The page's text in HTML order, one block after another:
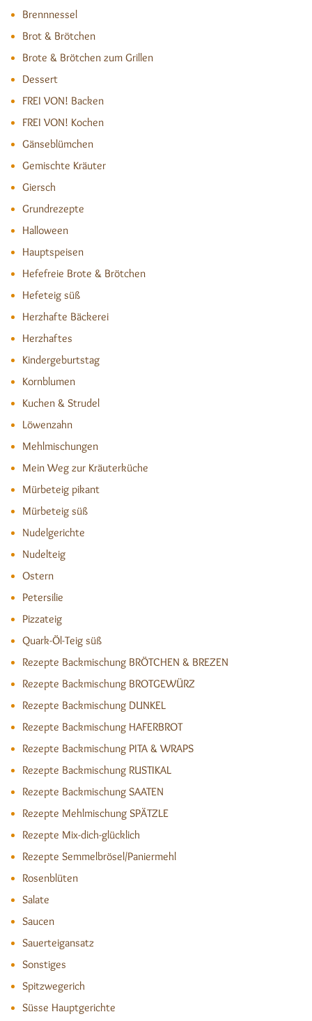
Brennnessel
Brot & Brötchen
Brote & Brötchen zum Grillen
Dessert
FREI VON! Backen
FREI VON! Kochen
Gänseblümchen
Gemischte Kräuter
Giersch
Grundrezepte
Halloween
Hauptspeisen
Hefefreie Brote & Brötchen
Hefeteig süß
Herzhafte Bäckerei
Herzhaftes
Kindergeburtstag
Kornblumen
Kuchen & Strudel
Löwenzahn
Mehlmischungen
Mein Weg zur Kräuterküche
Mürbeteig pikant
Mürbeteig süß
Nudelgerichte
Nudelteig
Ostern
Petersilie
Pizzateig
Quark-Öl-Teig süß
Rezepte Backmischung BRÖTCHEN & BREZEN
Rezepte Backmischung BROTGEWÜRZ
Rezepte Backmischung DUNKEL
Rezepte Backmischung HAFERBROT
Rezepte Backmischung PITA & WRAPS
Rezepte Backmischung RUSTIKAL
Rezepte Backmischung SAATEN
Rezepte Mehlmischung SPÄTZLE
Rezepte Mix-dich-glücklich
Rezepte Semmelbrösel/Paniermehl
Rosenblüten
Salate
Saucen
Sauerteigansatz
Sonstiges
Spitzwegerich
Süsse Hauptgerichte